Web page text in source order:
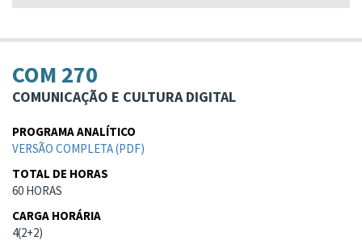
COM 270
COMUNICAÇÃO E CULTURA DIGITAL
PROGRAMA ANALÍTICO
VERSÃO COMPLETA (PDF)
TOTAL DE HORAS
60 HORAS
CARGA HORÁRIA
4(2+2)